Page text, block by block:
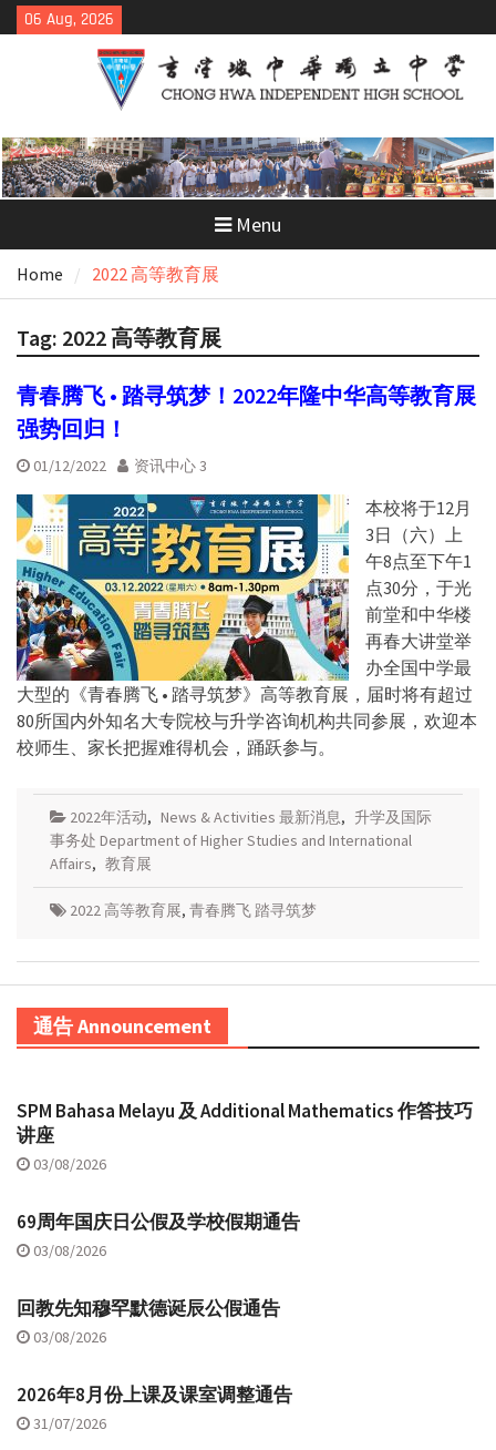
Skip
to
06 Aug, 2026
Menu
Home 2022 高等教育展
Tag: 2022 高等教育展
青春腾飞 • 踏寻筑梦！2022年隆中华高等教育展
强势回归！
01/12/2022 资讯中心 3
本校将于12月
3日（六）上
午8点至下午1
点30分，于光
前堂和中华楼
再春大讲堂举
办全国中学最
大型的《青春腾飞 • 踏寻筑梦》高等教育展，届时将有超过
80所国内外知名大专院校与升学咨询机构共同参展，欢迎本
校师生、家长把握难得机会，踊跃参与。
2022年活动, News & Activities 最新消息, 升学及国际
事务处 Department of Higher Studies and International
Affairs, 教育展
2022 高等教育展, 青春腾飞 踏寻筑梦
通告 Announcement
SPM Bahasa Melayu 及 Additional Mathematics 作答技巧
讲座
03/08/2026
69周年国庆日公假及学校假期通告
03/08/2026
回教先知穆罕默德诞辰公假通告
03/08/2026
2026年8月份上课及课室调整通告
31/07/2026